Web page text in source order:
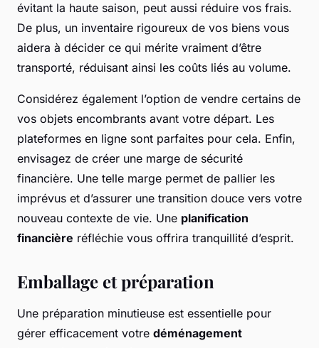
évitant la haute saison, peut aussi réduire vos frais.
De plus, un inventaire rigoureux de vos biens vous
aidera à décider ce qui mérite vraiment d’être
transporté, réduisant ainsi les coûts liés au volume.
Considérez également l’option de vendre certains de
vos objets encombrants avant votre départ. Les
plateformes en ligne sont parfaites pour cela. Enfin,
envisagez de créer une marge de sécurité
financière. Une telle marge permet de pallier les
imprévus et d’assurer une transition douce vers votre
nouveau contexte de vie. Une planification
financière réfléchie vous offrira tranquillité d’esprit.
Emballage et préparation
Une préparation minutieuse est essentielle pour
gérer efficacement votre déménagement